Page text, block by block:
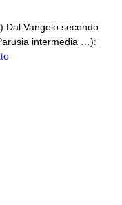
Vangelo secondo
intermedia …):